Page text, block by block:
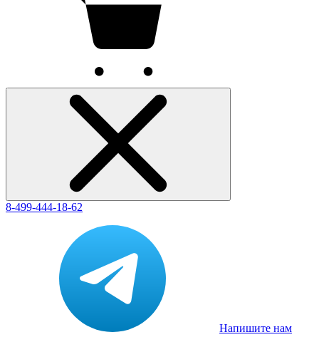
8-499-444-18-62
Напишите нам